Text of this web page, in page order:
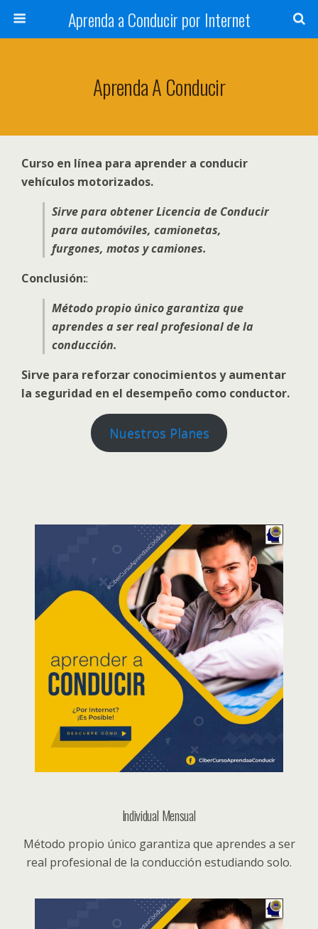
Aprenda a Conducir por Internet
Aprenda A Conducir
Curso en línea para aprender a conducir
vehículos motorizados.
Sirve para obtener Licencia de Conducir
para automóviles, camionetas,
furgones, motos y camiones.
Conclusión::
Método propio único garantiza que
aprendes a ser real profesional de la
conducción.
Sirve para reforzar conocimientos y aumentar
la seguridad en el desempeño como conductor.
Nuestros Planes
Individual Mensual
Método propio único garantiza que aprendes a ser
real profesional de la conducción estudiando solo.